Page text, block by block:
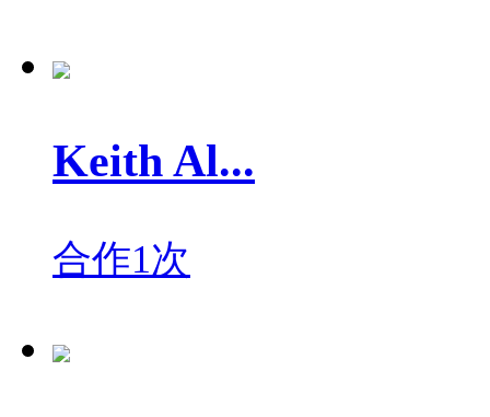
Keith Al...
合作1次